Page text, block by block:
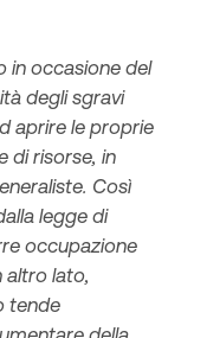
in occasione del
degli sgravi
aprire le proprie
di risorse, in
Così
legge di
occupazione
altro lato,
tende